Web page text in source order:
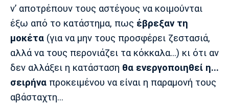
Μπορούσια
Ντόρτμουντ
Παρί Σεν
Ζερμέν
Μονακό
Ερυθρός
Αστέρας
Τότεναμ
ν’ αποτρέπουν τους αστέγους να κοιμούνται
έξω από το κατάστημα, πως έβρεξαν τη
μοκέτα (για να μην τους προσφέρει ζεστασιά,
αλλά να τους περονιάζει τα κόκκαλα...) κι ότι αν
δεν αλλάξει η κατάσταση θα ενεργοποιηθεί η...
σειρήνα προκειμένου να είναι η παραμονή τους
αβάσταχτη...